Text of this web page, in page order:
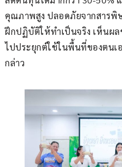
คุณภาพสูง ปลอดภัยจากสารพิษ
ฝึกปฏิบัติให้ทำเป็นจริง เห็นผ
ไปประยุกต์ใช้ในพื้นที่ของตนเ
กล่าว